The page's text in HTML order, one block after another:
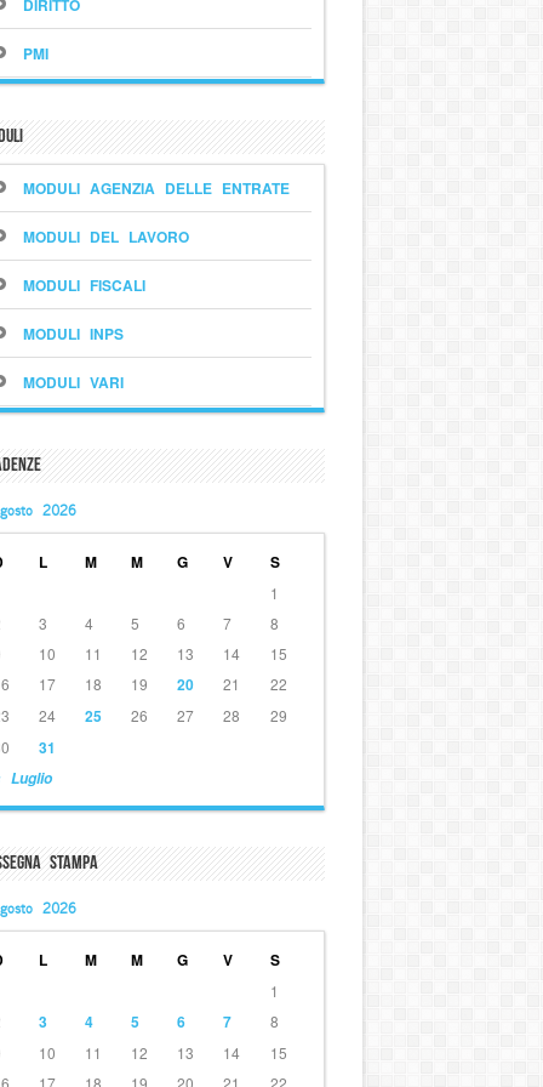
DIRITTO
PMI
MODULI AGENZIA DELLE ENTRATE
MODULI DEL LAVORO
MODULI FISCALI
MODULI INPS
MODULI VARI
2026
L M M G V S
Luglio
1
3 4 5 6 7
8
10 11 12 13 14
15
17 18 19 20 21
22
24 25 26 27 28
29
31
Stampa
2026
L M M G V S
1
3 4 5 6 7
8
10 11 12 13 14
15
17 18 19 20 21 22